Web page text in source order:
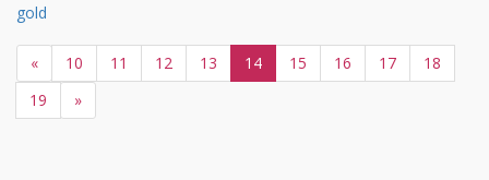
gold
« 10 11 12 13 14 15 16 17
18
19
»